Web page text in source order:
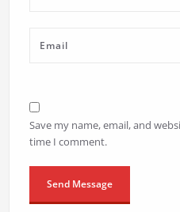
Save my name, email, and
time I comment.